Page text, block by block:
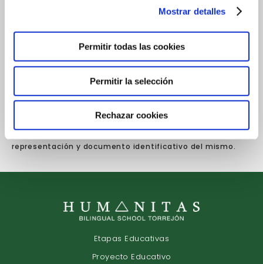
Mostrar detalles
Permitir todas las cookies
Permitir la selección
Rechazar cookies
Vd. podrá ejercitar los derechos de Acceso, Rectificación,
anteriormente señalada o enviando un escrito
adpd@humanitastorrejon.com. Deberá especificar cuál
de estos derechos solicita sea satisfecho y, a su vez,
acompañar de la fotocopia del DNI o documento
mediante representante, legal o voluntario, deberá
aportar también documento que acredite la
representación y documento identificativo del mismo.
Etapas Educativas
Proyecto Educativo